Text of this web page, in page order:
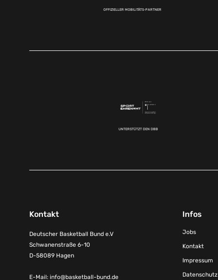
OFFIZIELLER MOBILITÄTS-PARTNER
UNTERSTÜTZT DEN DBB
Kontakt
Deutscher Basketball Bund e.V
Schwanenstraße 6-10
D-58089 Hagen
E-Mail: info@basketball-bund.de
Infos
Jobs
Kontakt
Impressum
Datenschutz